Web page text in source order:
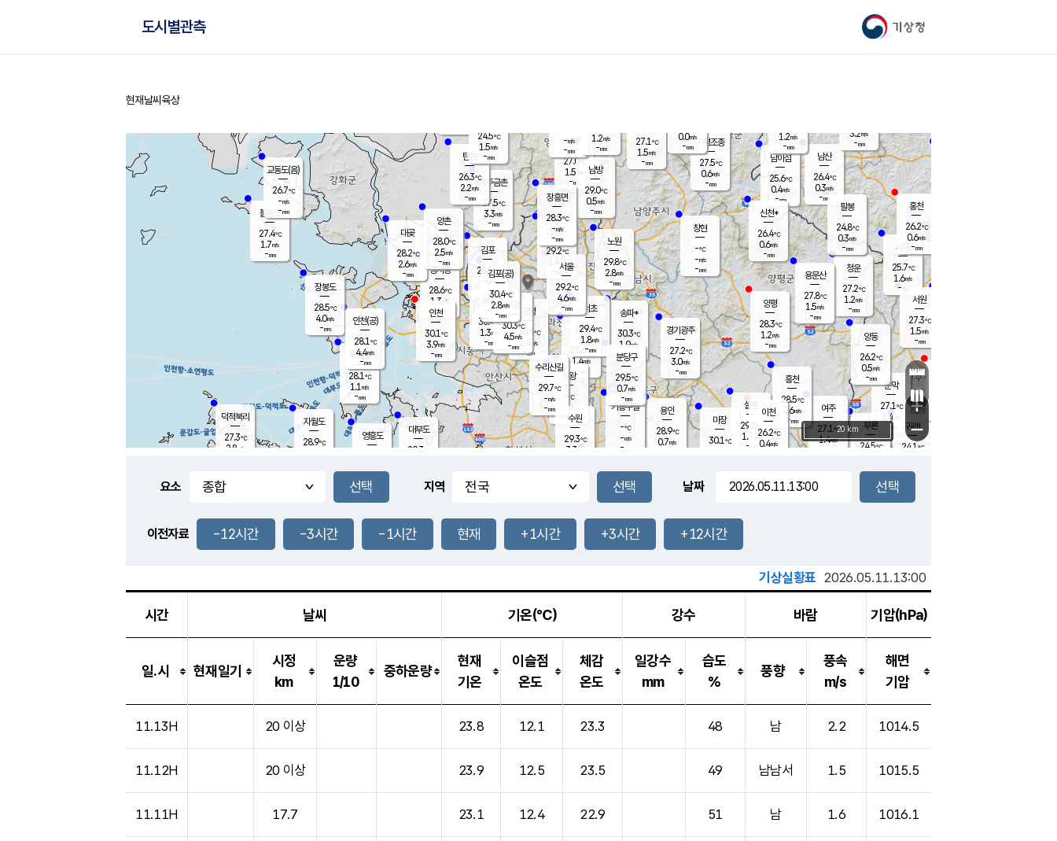
기상청
도시별관측
홈
현재날씨 육상
풍도
1.4m/s
문막
27.1℃
2.4m/s
mm
남이섬
25.6℃
0.4m/s
-mm
무의도
28.1℃
1.1 m/s
-mm
영흥도
볼음도
27.4℃
1.7m/s
-mm
자월도
28.9℃
양주
27.0℃
1.5
-mm
부론
24.5℃
과천
28.6℃
1.4m/s
- mm
남산
26.4℃
0.3m/s
-mm
장봉도
28.5℃
4.0m/s
-mm
-mm
청운
27.2℃
1.2m/s
-mm
팔봉
24.8℃
0.3m/s
-mm
-mm
용인
28.9℃
0.7m/s
여주
27.1℃
1.4m/s
양동
26.2℃
0.5m/s
-mm
경기광주
27.2℃
3.0m/s
-mm
장호원
1.2m/s
-mm
28.9
℃
대부도
29.3
-
경서동
28.6℃
1.3 m/s
-mm
파주금촌
27.5℃
3.3m/s
-mm
가평조종
27.5℃
0.6m/s
-mm
27.1℃
1.5m/s
-mm
대곶
28.2℃
2.6m/s
-mm
신천*
26.4℃
0.6m/s
-mm
창현
-℃
-m/s
-mm
탄현
26.3℃
2.2m/s
-mm
0.0m/s
-mm
29.2℃
1.2m/s
-mm
흥천
28.5℃
0.6m/s
-mm
마장
30.1℃
의왕
- ℃
m/s
mm
김포
28.2℃
-m/s
mm
설봉
29.0
1.7 m/s
- mm
광명
30.4 ℃
2.4 m/s
-mm
부천
30.4℃
1.3m/s
-mm
-mm
양촌
28.0℃
2.5m/s
-mm
구로
30.3℃
4.5m/s
-mm
은평
29.2℃
3.4 m/s
- mm
노원
29.8℃
2.8m/s
-mm
송파*
30.3℃
1.9m/s
-mm
서초
29.4℃
1.8m/s
-mm
남방
29.0℃
0.5m/s
-mm
기흥구갈
-℃
-m/s
-
수리산길
29.7℃
-m/s
-mm
분당구
29.5℃
0.7m/s
-mm
장흥면
28.3℃
-m/s
-mm
-m/s
-mm
시동
25.7℃
1.6m/s
- mm
귀래
24.1 ℃
서원
27.3℃
1.5m/s
-mm
용문산
27.8℃
1.5m/s
-mm
덕적북리
27.3℃
2.8 m/s
인천(공)
28.1℃
4.4m/s
-mm
김포(공)
30.4℃
2.8m/s
-mm
교동도(음)
26.7℃
-m/s
-mm
홍천
26.2℃
0.6m/s
-mm
이천
26.2℃
0.4m/s
양평
28.3℃
1.2m/s
-mm
수원
29.3℃
3.3 m/s
인천
30.1℃
3.9m/s
-mm
서울
29.2℃
4.6m/s
-mm
3.2m/s
-mm
24.5℃
1.5m/s
-mm
1.2m/s
-mm
+
−
20 km
요소 지역 날짜
이전자료 -12시간 -3시간 -1시간 현재 +1시간 +3시간 +12시간
기상실황표 2026.05.11.13:00
시간 날씨 기온(℃) 강수 바람 기압(hPa)
일.시 현재일기
시정
km
운량
1/10
중하운량
현재
기온
이슬점
온도
체감
온도
일강수
mm
습도
%
풍향
풍속
m/s
해면
기압
11.13H 20 이상 23.8 12.1 23.3 48 남 2.2 1014.5
11.12H 20 이상 23.9 12.5 23.5 49 남남서 1.5 1015.5
11.11H 17.7 23.1 12.4 22.9 51 남 1.6 1016.1